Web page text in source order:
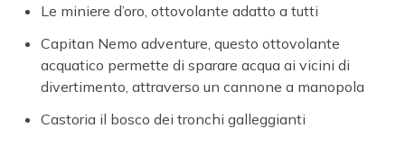
Le miniere d’oro, ottovolante adatto a tutti
Capitan Nemo adventure, questo ottovolante
acquatico permette di sparare acqua ai vicini di
divertimento, attraverso un cannone a manopola
Castoria il bosco dei tronchi galleggianti